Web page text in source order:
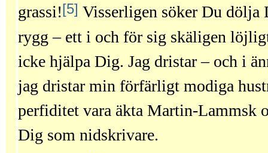
grassi![5] Visserligen söker Du dölja
rygg – ett i och för sig skäligen
icke hjälpa Dig. Jag dristar – och i
jag dristar min förfärligt modiga
perfiditet vara äkta Martin-Lammsk
Dig som nidskrivare.